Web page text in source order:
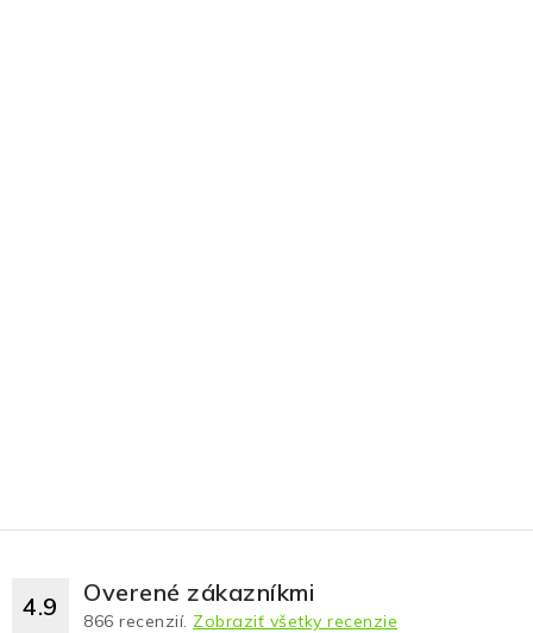
4.9 Overené zákazníkmi
866 recenzií. Zobraziť všetky recenzie